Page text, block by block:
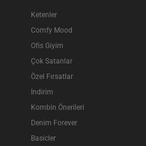
Ketenler
Comfy Mood
Ofis Giyim
Çok Satanlar
Özel Fırsatlar
İndirim
Kombin Önerileri
Denim Forever
Basicler